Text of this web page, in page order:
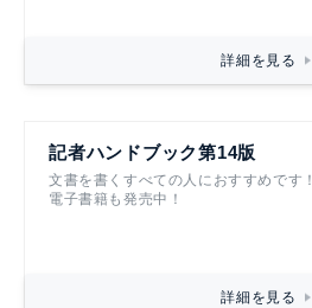
詳細を見る
記者ハンドブック第14版
文書を書くすべての人におすすめです！
電子書籍も発売中！
詳細を見る